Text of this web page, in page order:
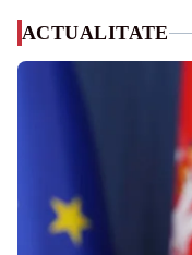
ACTUALITATE